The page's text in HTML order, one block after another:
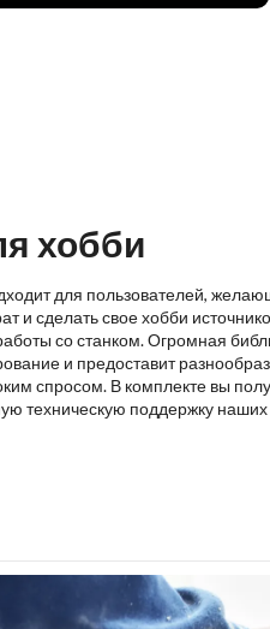
хобби
для пользователей,
и сделать свое хобби
со станком. Огромная
и предоставит
спросом. В комплекте вы
техническую поддержку